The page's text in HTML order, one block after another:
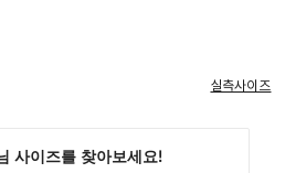
실측사이즈